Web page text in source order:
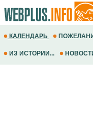
КАЛЕНДАРЬ
ИЗ ИСТОРИИ...